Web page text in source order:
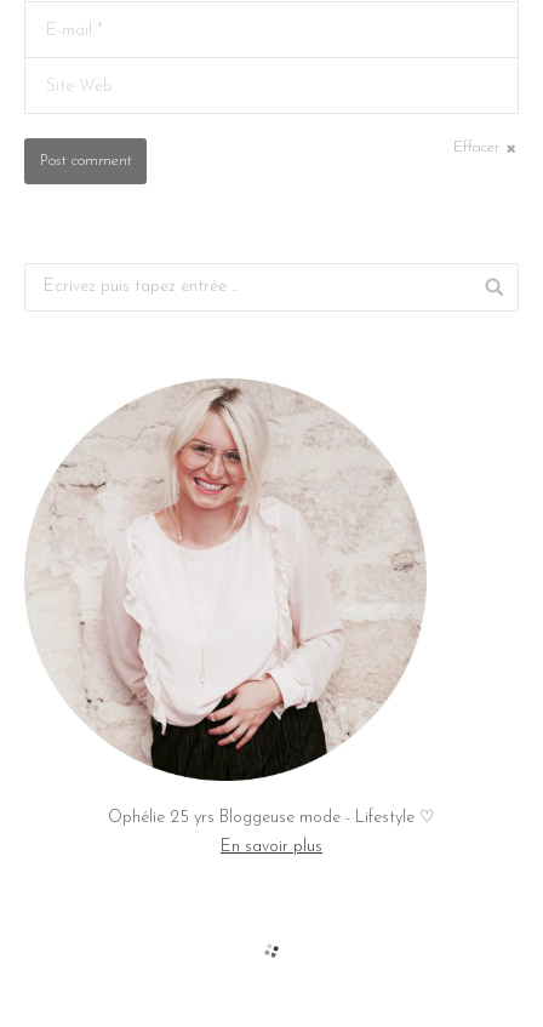
E-mail *
Site Web
Effacer
Post comment
Ophélie 25 yrs Bloggeuse mode - Lifestyle ♡
En savoir plus